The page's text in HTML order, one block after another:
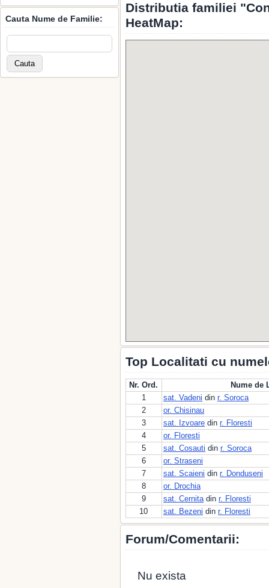
Cauta Nume de Familie:
Distributia familiei
HeatMap:
Top Localitati cu
Nr. Ord.
Nume de
1
sat. Vadeni din r. Soroca
2
or. Chisinau
3
sat. Izvoare din r. Floresti
4
or. Floresti
5
sat. Cosauti din r. Soroca
6
or. Straseni
7
sat. Scaieni din r. Donduseni
8
or. Drochia
9
sat. Cernitadin r. Floresti
10
sat. Bezeni din r. Floresti
Forum/Comentarii:
Nu exista